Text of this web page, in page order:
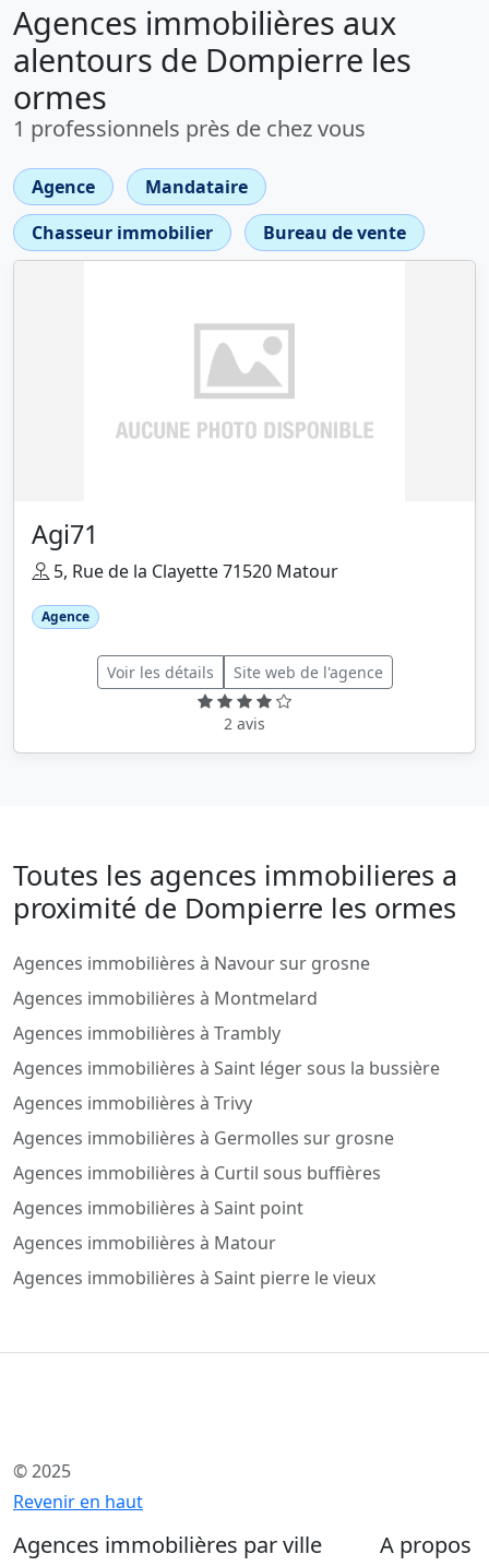
Agences immobilières aux
alentours de Dompierre les
ormes
1 professionnels près de chez vous
Agence
Mandataire
Chasseur immobilier
Bureau de vente
Agi71
5, Rue de la Clayette 71520 Matour
Agence
Voir les détails Site web de l'agence
2 avis
Toutes les agences immobilieres a
proximité de Dompierre les ormes
Agences immobilières à Navour sur grosne
Agences immobilières à Montmelard
Agences immobilières à Trambly
Agences immobilières à Saint léger sous la bussière
Agences immobilières à Trivy
Agences immobilières à Germolles sur grosne
Agences immobilières à Curtil sous buffières
Agences immobilières à Saint point
Agences immobilières à Matour
Agences immobilières à Saint pierre le vieux
© 2025
Revenir en haut
Agences immobilières par ville A propos